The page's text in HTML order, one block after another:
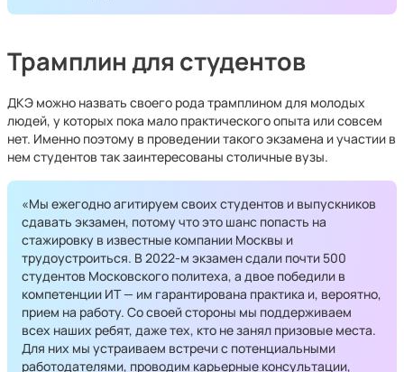
Трамплин для студентов
ДКЭ можно назвать своего рода трамплином для молодых
людей, у которых пока мало практического опыта или совсем
нет. Именно поэтому в проведении такого экзамена и участии в
нем студентов так заинтересованы столичные вузы.
«Мы ежегодно агитируем своих студентов и выпускников
сдавать экзамен, потому что это шанс попасть на
стажировку в известные компании Москвы и
трудоустроиться. В 2022-м экзамен сдали почти 500
студентов Московского политеха, а двое победили в
компетенции ИТ — им гарантирована практика и, вероятно,
прием на работу. Со своей стороны мы поддерживаем
всех наших ребят, даже тех, кто не занял призовые места.
Для них мы устраиваем встречи с потенциальными
работодателями, проводим карьерные консультации,